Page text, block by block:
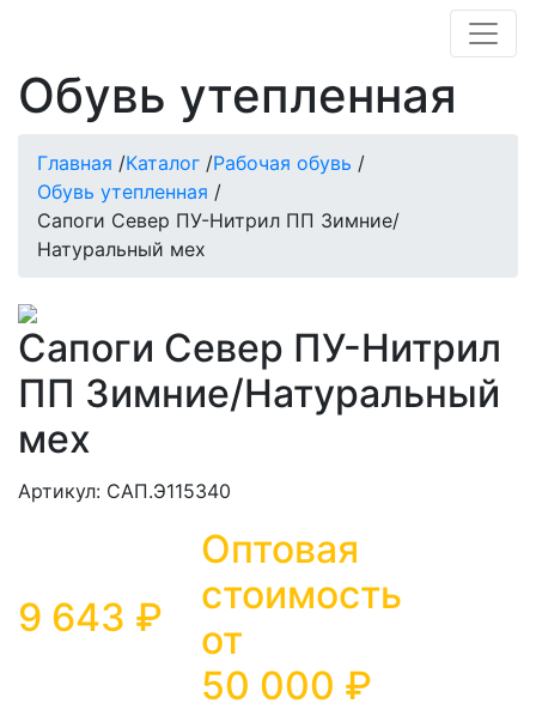
Обувь утепленная
Главная /Каталог /Рабочая обувь /
Обувь утепленная /
Сапоги Север ПУ-Нитрил ПП Зимние/
Натуральный мех
Сапоги Север ПУ-Нитрил
ПП Зимние/Натуральный
мех
Артикул: САП.Э115340
9 643 ₽
Оптовая
стоимость
от
50 000 ₽